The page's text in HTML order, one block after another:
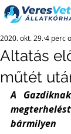
Altatás
műtét
2020. okt. 29.4 perc
A